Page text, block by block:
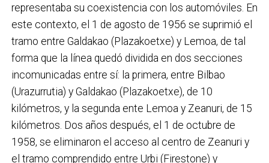
representaba su coexistencia con los automóviles. En
este contexto, el 1 de agosto de 1956 se suprimió el
tramo entre Galdakao (Plazakoetxe) y Lemoa, de tal
forma que la línea quedó dividida en dos secciones
incomunicadas entre sí: la primera, entre Bilbao
(Urazurrutia) y Galdakao (Plazakoetxe), de 10
kilómetros, y la segunda ente Lemoa y Zeanuri, de 15
kilómetros. Dos años después, el 1 de octubre de
1958, se eliminaron el acceso al centro de Zeanuri y
el tramo comprendido entre Urbi (Firestone) y